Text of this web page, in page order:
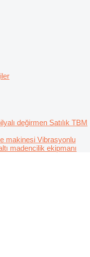
değirmen Satılık TBM
makinesi Vibrasyonlu
madencilik ekipmanı